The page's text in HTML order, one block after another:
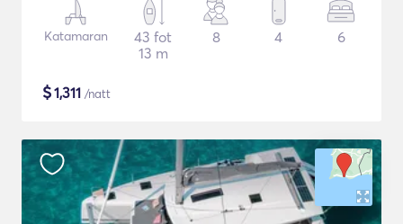
Katamaran
43 fot
13 m
8 4 6
$1,311 /natt